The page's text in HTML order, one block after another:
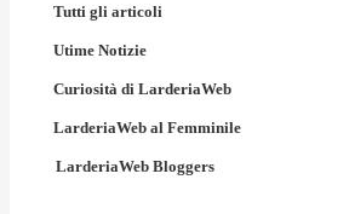
Tutti gli articoli
Utime Notizie
Curiosità di LarderiaWeb
LarderiaWeb al Femminile
LarderiaWeb Bloggers